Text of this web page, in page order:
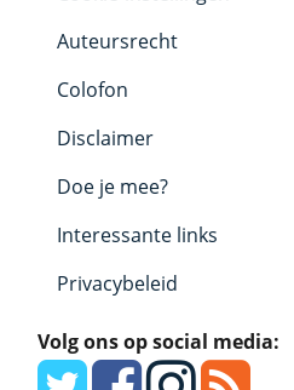
Auteursrecht
Colofon
Disclaimer
Doe je mee?
Interessante links
Privacybeleid
Volg ons op social media: